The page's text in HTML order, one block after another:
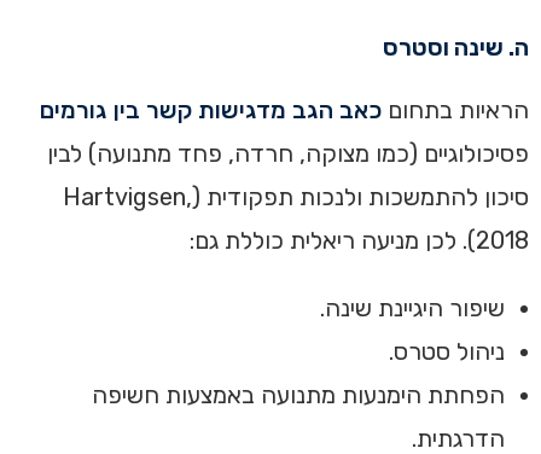
ה. שינה וסטרס
הראיות בתחום כאב הגב מדגישות קשר בין גורמים
פסיכולוגיים (כמו מצוקה, חרדה, פחד מתנועה) לבין
סיכון להתמשכות ולנכות תפקודית (Hartvigsen,
2018). לכן מניעה ריאלית כוללת גם:
שיפור היגיינת שינה.
ניהול סטרס.
הפחתת הימנעות מתנועה באמצעות חשיפה
הדרגתית.